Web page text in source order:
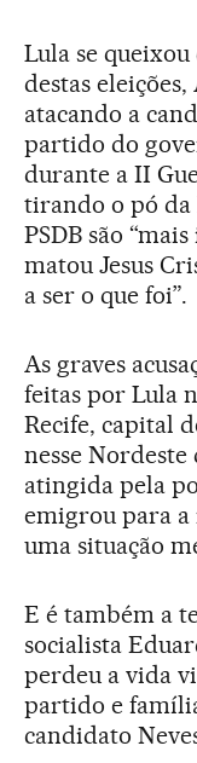
Lula se
destas
atacando a
partido do
durante a II
tirando o pó da
PSDB são
matou Jesus
a ser o que foi”.
As graves
feitas por Lula
Recife, capital
nesse
atingida pela
emigrou para a
uma situação
E é também a
socialista
perdeu a vida
partido e
candidato